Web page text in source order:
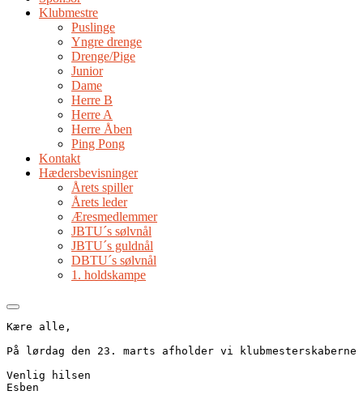
Klubmestre
Puslinge
Yngre drenge
Drenge/Pige
Junior
Dame
Herre B
Herre A
Herre Åben
Ping Pong
Kontakt
Hædersbevisninger
Årets spiller
Årets leder
Æresmedlemmer
JBTU´s sølvnål
JBTU´s guldnål
DBTU´s sølvnål
1. holdskampe
Kære alle,
På lørdag den 23. marts afholder vi
Venlig hilsen
Esben